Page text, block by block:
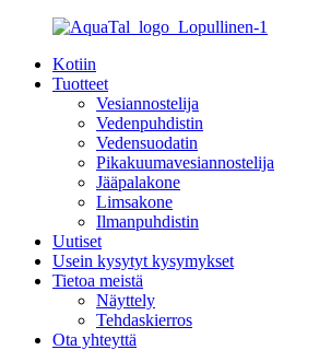
Kotiin
Tuotteet
Vesiannostelija
Vedenpuhdistin
Vedensuodatin
Pikakuumavesiannostelija
Jääpalakone
Limsakone
Ilmanpuhdistin
Uutiset
Usein kysytyt kysymykset
Tietoa meistä
Näyttely
Tehdaskierros
Ota yhteyttä